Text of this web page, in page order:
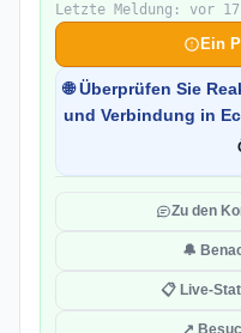
Letzte Meldung: vor 17
Ein
🌐 Überprüfen Sie
und Verbindung in
Zu den
🔔
📋 Live-
↗